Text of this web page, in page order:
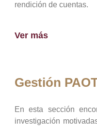
rendición de cuentas.
Ver más
Gestión
En esta sección
investigación